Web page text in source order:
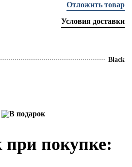
Отложить товар
Условия доставки
Black
при покупке: